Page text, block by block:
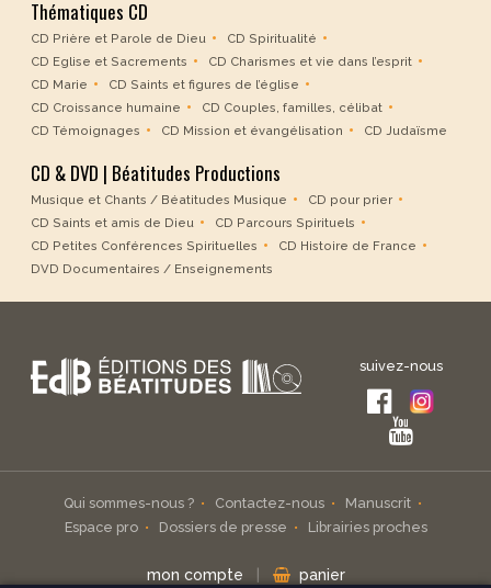
Thématiques CD
CD Prière et Parole de Dieu
CD Spiritualité
CD Eglise et Sacrements
CD Charismes et vie dans l’esprit
CD Marie
CD Saints et figures de l’église
CD Croissance humaine
CD Couples, familles, célibat
CD Témoignages
CD Mission et évangélisation CD Judaïsme
CD & DVD | Béatitudes Productions
Musique et Chants / Béatitudes Musique
CD pour prier
CD Saints et amis de Dieu
CD Parcours Spirituels
CD Petites Conférences Spirituelles
CD Histoire de France
DVD Documentaires / Enseignements
suivez-nous
Qui sommes-nous ? Contactez-nous
Manuscrit
Espace pro
Dossiers de presse Librairies proches
mon compte panier